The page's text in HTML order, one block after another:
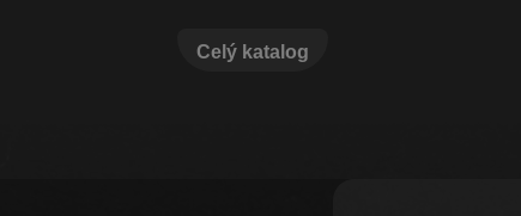
Celý katalog